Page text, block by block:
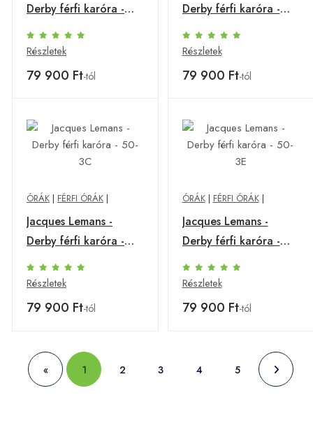
Derby férfi karóra -
50-3A
Részletek
79 900 Ft-tól
Derby férfi karóra -
50-3B
Részletek
79 900 Ft-tól
ÓRÁK | FÉRFI ÓRÁK |
Jacques Lemans -
Derby férfi karóra -
50-3C
Részletek
79 900 Ft-tól
ÓRÁK| FÉRFI ÓRÁK|
Jacques Lemans -
Derby férfi karóra -
50-3E
Részletek
79 900 Ft-tól
« 1 2 3 4 5